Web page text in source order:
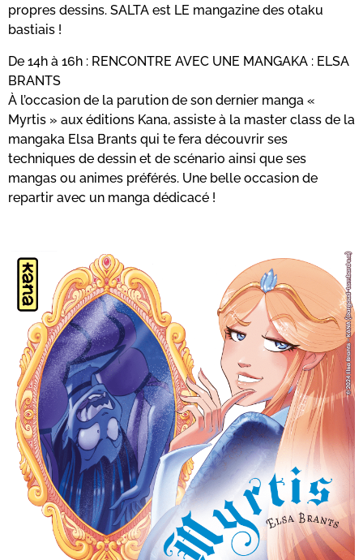
propres dessins. SALTA est LE mangazine des otaku
bastiais !
De 14h à 16h : RENCONTRE AVEC UNE MANGAKA : ELSA
BRANTS
À l’occasion de la parution de son dernier manga «
Myrtis » aux éditions Kana, assiste à la master class de la
mangaka Elsa Brants qui te fera découvrir ses
techniques de dessin et de scénario ainsi que ses
mangas ou animes préférés. Une belle occasion de
repartir avec un manga dédicacé !